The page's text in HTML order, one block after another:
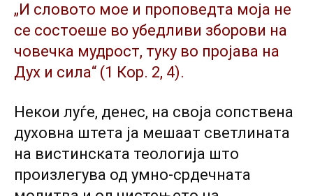
„И словото мое и проповедта моја не
се состоеше во убедливи зборови на
човечка мудрост, туку во пројава на
Дух и сила“ (1 Кор. 2, 4).
Некои луѓе, денес, на своја сопствена
духовна штета ја мешаат светлината
на вистинската теологија што
произлегува од умно-срдечната